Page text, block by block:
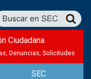
Ciudadana
Denuncias, Solicitudes
SEC